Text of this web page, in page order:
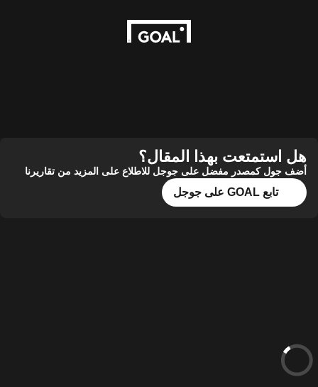
هل استمتعت بهذا المقال؟
أضف جول كمصدر مفضل على جوجل للاطلاع على المزيد من تقاريرنا
تابع GOAL على جوجل